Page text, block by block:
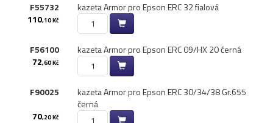
Samolepící štítky
Čisticí prostředky
Kazety pro reg. pokladny a bar.válečky
F55732
kazeta Armor pro Epson ERC 32 fialová
110,10 Kč
F56100
kazeta Armor pro Epson ERC 09/​HX 20 černá
72,60 Kč
F90025
kazeta Armor pro Epson ERC 30/​34/​38 Gr.​655
černá
70,20 Kč